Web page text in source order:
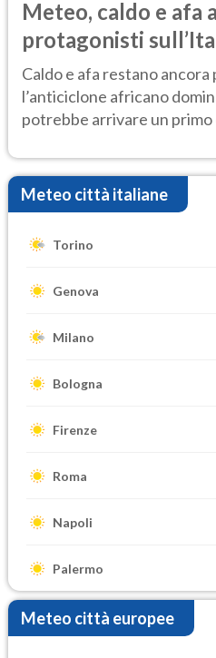
Meteo, caldo e afa
protagonisti
Caldo e afa restano
l’anticiclone africano
potrebbe arrivare un
Meteo città italiane
Torino
Genova
Milano
Bologna
Firenze
Roma
Napoli
Palermo
Meteo città europee